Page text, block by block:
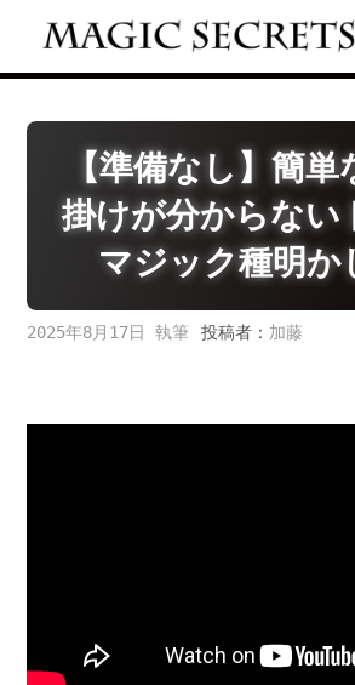
【準備なし】簡
掛けが分からない
マジック種明か
2025年8月17日 投稿者： 加藤